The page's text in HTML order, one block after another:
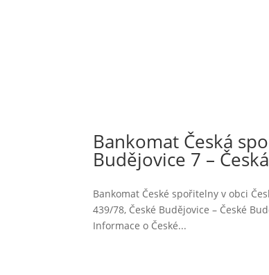
Bankomat Česká
Budějovice 7 –
Bankomat České spořitelny v obci
439/78, České Budějovice – České
Informace o České...